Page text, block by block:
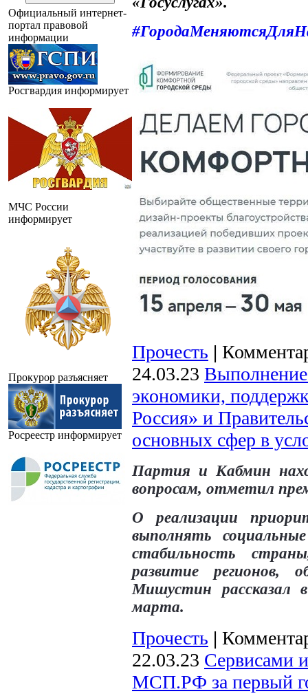
Официальный интернет-
портал правовой
информации
Росгвардия информирует
МЧС России
информирует
Прокурор разъясняет
Росреестр информирует
Прочесть |
24.03.23 Выполнение
экономики,
Россия» и
основных сфер в
Партия и Кабмин
вопросам, отметил
О реализации
выполнять
стабильность
развитие регионов,
Мишустин рассказал
марта.
Прочесть |
22.03.23 Сервисами
МСП.РФ за первый